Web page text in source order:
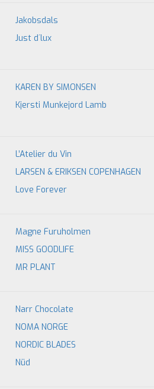
Jakobsdals
Just d´lux
KAREN BY SIMONSEN
Kjersti Munkejord Lamb
L’Atelier du Vin
LARSEN & ERIKSEN COPENHAGEN
Love Forever
Magne Furuholmen
MISS GOODLIFE
MR PLANT
Narr Chocolate
NOMA NORGE
NORDIC BLADES
Nüd